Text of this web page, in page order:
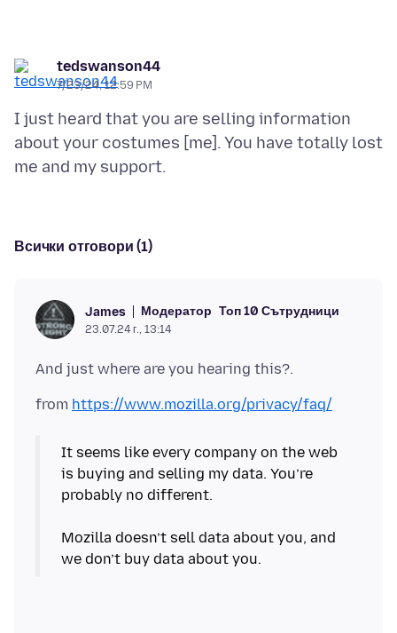
tedswanson44
7/23/24, 12:59 PM
I just heard that you are selling information
about your costumes [me]. You have totally lost
Всички отговори (1)
James Модератор Топ 10 Сътрудници
23.07.24 г., 13:14
from https://www.mozilla.org/privacy/faq/
It seems like every company on the web
is buying and selling my data. You’re
probably no different.
Mozilla doesn’t sell data about you, and
we don’t buy data about you.